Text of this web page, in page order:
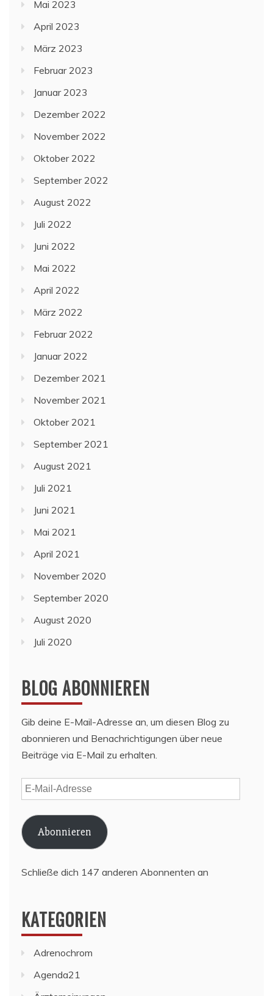
Mai 2023
April 2023
März 2023
Februar 2023
Januar 2023
Dezember 2022
November 2022
Oktober 2022
September 2022
August 2022
Juli 2022
Juni 2022
Mai 2022
April 2022
März 2022
Februar 2022
Januar 2022
Dezember 2021
November 2021
Oktober 2021
September 2021
August 2021
Juli 2021
Juni 2021
Mai 2021
April 2021
November 2020
September 2020
August 2020
Juli 2020
BLOG ABONNIEREN
Gib deine E-Mail-Adresse an, um diesen Blog zu
abonnieren und Benachrichtigungen über neue
Beiträge via E-Mail zu erhalten.
E-
Mail-
Adresse
Abonnieren
Schließe dich 147 anderen Abonnenten an
KATEGORIEN
Adrenochrom
Agenda21